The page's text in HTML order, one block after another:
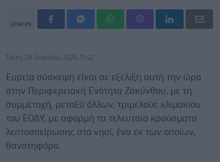
shares
Τρίτη, 28 Απριλίου 2026, 11:42
Ευρεία σύσκεψη είναι σε εξέλιξη αυτή την ώρα
στην Περιφερειακή Ενότητα Ζακύνθου, με τη
συμμετοχή, μεταξύ άλλων, τριμελούς κλιμακίου
του ΕΟΔΥ, με αφορμή τα τελευταία κρούσματα
λεπτοσπείρωσης στο νησί, ένα εκ των οποίων,
θανατηφόρο.